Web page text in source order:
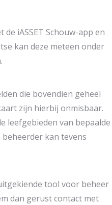
iASSET Schouw-app en
kan deze meteen onder
die bovendien geheel
zijn hierbij onmisbaar.
leefgebieden van bepaalde
kan tevens
tool voor beheer
dan gerust contact met